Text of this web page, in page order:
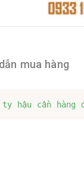
mua hàng
hậu cần